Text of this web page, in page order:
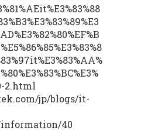
2.html
jp/blogs/it-
40